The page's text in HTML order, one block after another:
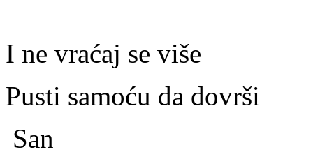
I ne vraćaj se više
Pusti samoću da dovrši
San